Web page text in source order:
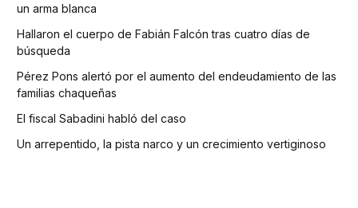
un arma blanca
Hallaron el cuerpo de Fabián Falcón tras cuatro días de
búsqueda
Pérez Pons alertó por el aumento del endeudamiento de las
familias chaqueñas
El fiscal Sabadini habló del caso
Un arrepentido, la pista narco y un crecimiento vertiginoso